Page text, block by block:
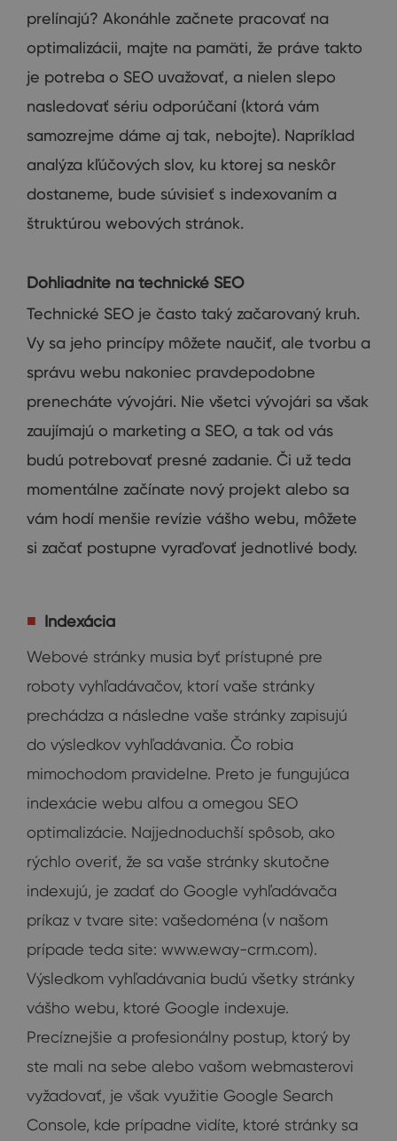
prelínajú? Akonáhle začnete pracovať na
optimalizácii, majte na pamäti, že práve takto
je potreba o SEO uvažovať, a nielen slepo
nasledovať sériu odporúčaní (ktorá vám
samozrejme dáme aj tak, nebojte). Napríklad
analýza kľúčových slov, ku ktorej sa neskôr
dostaneme, bude súvisieť s indexovaním a
štruktúrou webových stránok.
Dohliadnite na technické SEO
Technické SEO je často taký začarovaný kruh.
Vy sa jeho princípy môžete naučiť, ale tvorbu a
správu webu nakoniec pravdepodobne
prenecháte vývojári. Nie všetci vývojári sa však
zaujímajú o marketing a SEO, a tak od vás
budú potrebovať presné zadanie. Či už teda
momentálne začínate nový projekt alebo sa
vám hodí menšie revízie vášho webu, môžete
si začať postupne vyraďovať jednotlivé body.
Indexácia
Webové stránky musia byť prístupné pre
roboty vyhľadávačov, ktorí vaše stránky
prechádza a následne vaše stránky zapisujú
do výsledkov vyhľadávania. Čo robia
mimochodom pravidelne. Preto je fungujúca
indexácie webu alfou a omegou SEO
optimalizácie. Najjednoduchší spôsob, ako
rýchlo overiť, že sa vaše stránky skutočne
indexujú, je zadať do Google vyhľadávača
príkaz v tvare site: vašedoména (v našom
prípade teda site: www.eway-crm.com).
Výsledkom vyhľadávania budú všetky stránky
vášho webu, ktoré Google indexuje.
Precíznejšie a profesionálny postup, ktorý by
ste mali na sebe alebo vašom webmasterovi
vyžadovať, je však využitie Google Search
Console, kde prípadne vidíte, ktoré stránky sa